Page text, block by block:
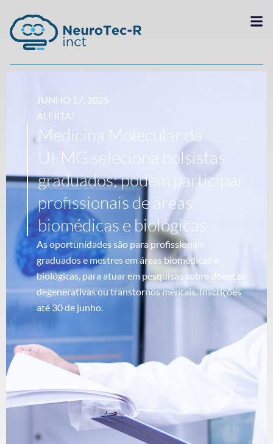
JUNHO 17, 2025
ALERTA!
Medicina Molecular da
UFMG seleciona bolsistas
graduados; podem participar
profissionais de áreas
biomédicas e biológicas
As oportunidades são para profissionais
graduados e mestres em áreas biomédicas e
biológicas, para atuar em pesquisas sobre doenças
degenerativas ou transtornos mentais. Inscrições
até 30 de junho.